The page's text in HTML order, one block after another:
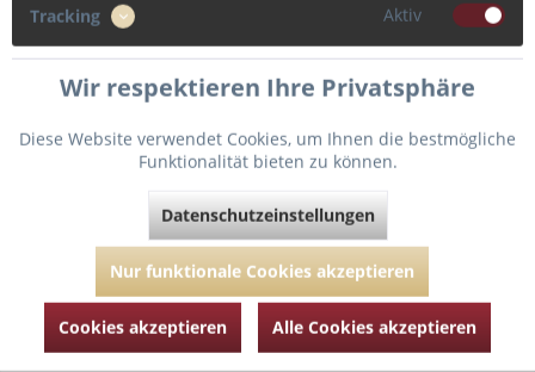
Artikel-Nr.: MAR19824-Bordeaux-S
Tracking Aktiv
Wir respektieren Ihre Privatsphäre
Diese Website verwendet Cookies, um Ihnen die bestmögliche
Funktionalität bieten zu können.
Datenschutzeinstellungen
Nur funktionale Cookies akzeptieren
Cookies akzeptieren Alle Cookies akzeptieren